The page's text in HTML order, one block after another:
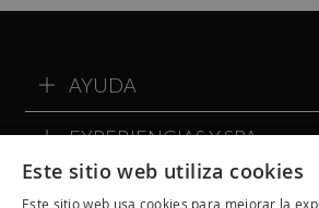
AYUDA
EXPERIENCIAS Y SPA
Este sitio web utiliza cookies
Este sitio web usa cookies para mejorar la